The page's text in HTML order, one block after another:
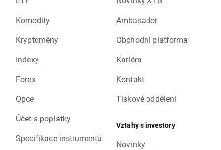
Komodity
Kryptoměny
Indexy
Forex
Opce
Účet a poplatky
Specifikace instrumentů
Ambasador
Obchodní platforma
Kariéra
Kontakt
Tiskové oddělení
Vztahy s investory
Novinky